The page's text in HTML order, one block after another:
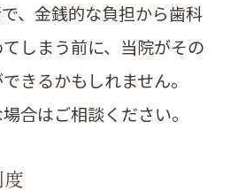
、金銭的な負担から歯科
しまう前に、当院がその
きるかもしれません。
合はご相談ください。
度